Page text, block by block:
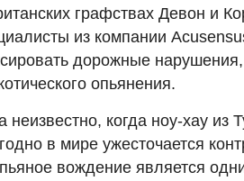
графствах Девон и
из компании
дорожные нарушения,
опьянения.
неизвестно, когда ноу-хау
в мире ужесточается
вождение является